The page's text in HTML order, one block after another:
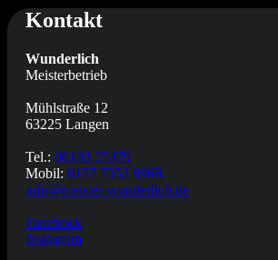
Kontakt
Wunderlich
Meisterbetrieb
Mühlstraße 12
63225 Langen
Tel.: 06103 25479
Mobil: 0157 7352 8968
info@meister-wunderlich.de
Facebook
Instagram